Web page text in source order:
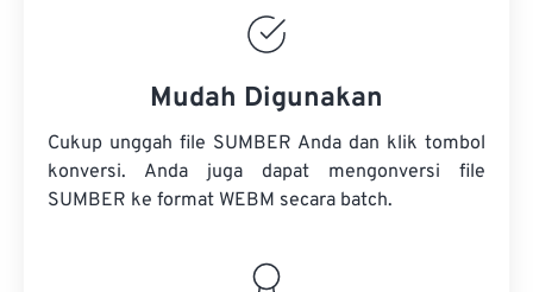
Mudah Digunakan
Cukup unggah file SUMBER Anda dan klik tombol
konversi. Anda juga dapat mengonversi file
SUMBER ke format WEBM secara batch.